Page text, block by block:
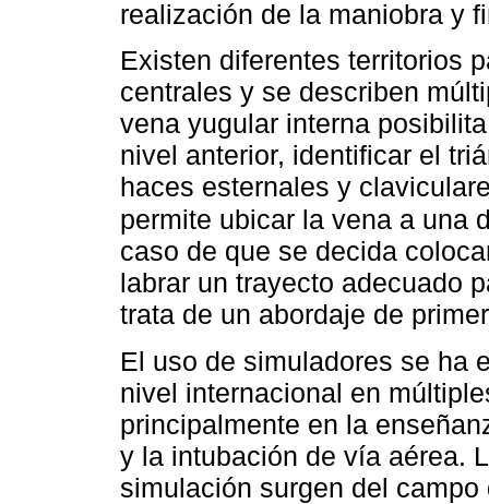
realización de la maniobra y
Existen diferentes territorios
centrales y se describen
vena yugular interna
nivel anterior, identificar el
haces esternales y
permite ubicar la vena a una
caso de que se decida
labrar un trayecto adecuado
trata de un abordaje de
El uso de simuladores se ha
nivel internacional en
principalmente en la
y la intubación de vía aérea.
simulación surgen del